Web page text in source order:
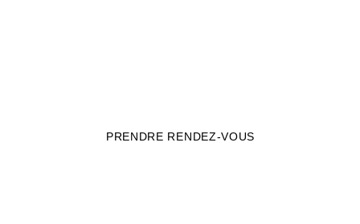
PRENDRE RENDEZ-VOUS